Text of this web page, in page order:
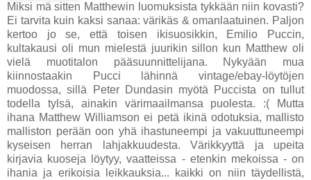
Miksi mä sitten Matthewin luomuksista tykkään niin kovasti?
Ei tarvita kuin kaksi sanaa: värikäs & omanlaatuinen. Paljon
kertoo jo se, että toisen ikisuosikkin, Emilio Puccin,
kultakausi oli mun mielestä juurikin sillon kun Matthew oli
vielä muotitalon pääsuunnittelijana. Nykyään mua
kiinnostaakin Pucci lähinnä vintage/ebay-löytöjen
muodossa, sillä Peter Dundasin myötä Puccista on tullut
todella tylsä, ainakin värimaailmansa puolesta. :( Mutta
ihana Matthew Williamson ei petä ikinä odotuksia, mallisto
malliston perään oon yhä ihastuneempi ja vakuuttuneempi
kyseisen herran lahjakkuudesta. Värikkyyttä ja upeita
kirjavia kuoseja löytyy, vaatteissa - etenkin mekoissa - on
ihania ja erikoisia leikkauksia... kaikki on niin täydellistä,